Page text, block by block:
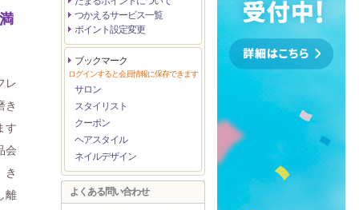
レ
き
す
会
き
離
つかえるサービス一覧
ポイント設定変更
ブックマーク
ログインすると会員情報に保存できます
サロン
スタイリスト
クーポン
ヘアスタイル
ネイルデザイン
よくある問い合わせ